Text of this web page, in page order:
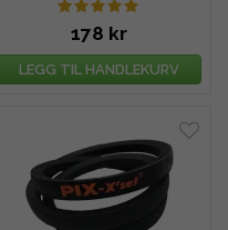
178 kr
LEGG TIL HANDLEKURV